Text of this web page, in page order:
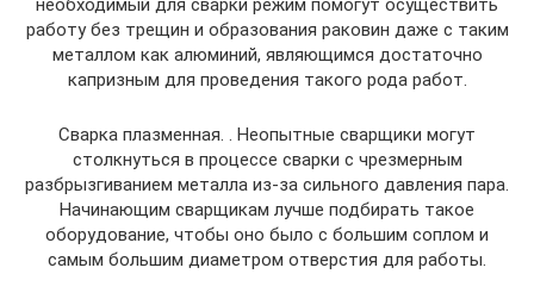
необходимый для сварки режим помогут осуществить
работу без трещин и образования раковин даже с таким
металлом как алюминий, являющимся достаточно
капризным для проведения такого рода работ.
Сварка плазменная. . Неопытные сварщики могут
столкнуться в процессе сварки с чрезмерным
разбрызгиванием металла из-за сильного давления пара.
Начинающим сварщикам лучше подбирать такое
оборудование, чтобы оно было с большим соплом и
самым большим диаметром отверстия для работы.